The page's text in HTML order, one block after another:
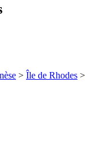
> Île de Rhodes >